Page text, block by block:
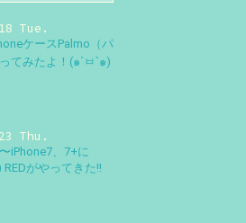
Tue.
ケースPalmo（パ
てみたよ！(๑´ㅂ`๑)
Thu.
iPhone7、7+に
REDがやってきた!!